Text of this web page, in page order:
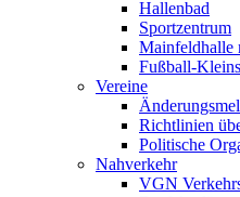
Hallenbad
Sportzentrum
Mainfeldhalle
Fußball-
Vereine
Richtlinien
Politische
Nahverkehr
VGN